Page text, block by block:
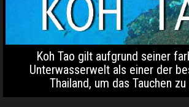
Koh Tao gilt aufgrund seiner
Unterwasserwelt als einer der
Thailand, um das Tauchen zu